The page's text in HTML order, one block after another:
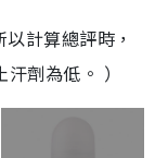
計算總評時，
劑為低。 ）